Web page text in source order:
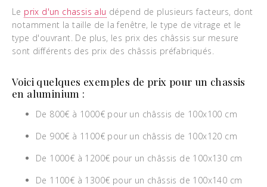
Le prix d'un chassis alu dépend de plusieurs facteurs, dont
notamment la taille de la fenêtre, le type de vitrage et le
type d'ouvrant. De plus, les prix des châssis sur mesure
sont différents des prix des châssis préfabriqués.
Voici quelques exemples de prix pour un chassis
en aluminium :
De 800€ à 1000€ pour un châssis de 100x100 cm
De 900€ à 1100€ pour un châssis de 100x120 cm
De 1000€ à 1200€ pour un châssis de 100x130 cm
De 1100€ à 1300€ pour un châssis de 100x140 cm